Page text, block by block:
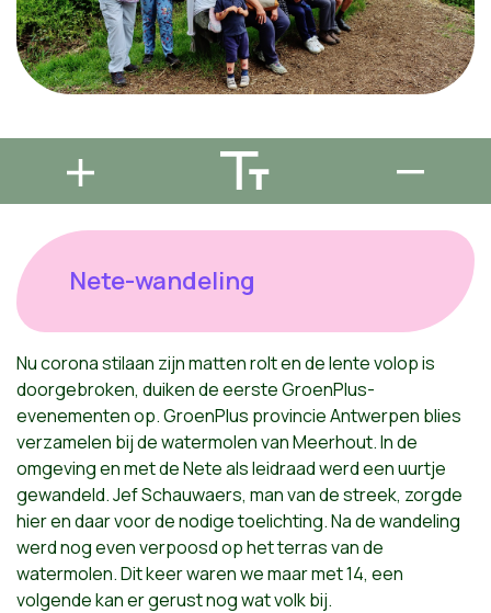
Nete-wandeling
Nu corona stilaan zijn matten rolt en de lente volop is
doorgebroken, duiken de eerste GroenPlus-
evenementen op. GroenPlus provincie Antwerpen blies
verzamelen bij de watermolen van Meerhout. In de
omgeving en met de Nete als leidraad werd een uurtje
gewandeld. Jef Schauwaers, man van de streek, zorgde
hier en daar voor de nodige toelichting. Na de wandeling
werd nog even verpoosd op het terras van de
watermolen. Dit keer waren we maar met 14, een
volgende kan er gerust nog wat volk bij.